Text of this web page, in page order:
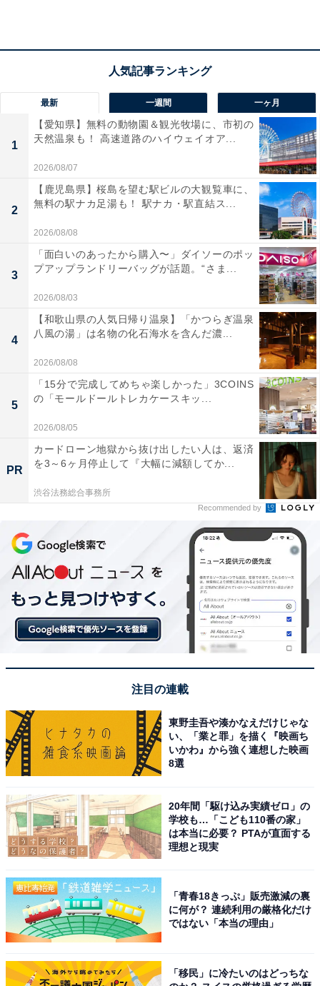
「南青山 清水湯」の口コミは？
「南青山 清水湯」には以下のような口コミが寄せられて
います。
表参道という一等地にあるとは思えないほど施設が
非常に清潔で、設備も整っている。内装がモダンで
綺麗なので、古さを感じず気持ちよく利用できる。
水風呂を含め全ての水が軟水で、肌触りがとても柔
らかい。高濃度炭酸泉やシルキー風呂などお風呂の
種類も豊富で、日常の疲れを癒やすのに最適。
サウナの温度や湿度のセッティングが絶妙。手ぶら
セットも選べるため、仕事帰りや買い物ついでにふ
らっと立ち寄れるのが便利。
アクセス・料金情報は？ 泊まれる？
アクセス
所在地：東京都港区南青山3-12-3
アクセス：東京メトロ「表参道駅」A4出口より徒歩2分
料金
最新 一週間 一ヶ月
1
【愛知県】無料の動物園＆観光牧場に、市初の
天然温泉も！ 高速道路のハイウェイオア...
2026/08/07
2
【鹿児島県】桜島を望む駅ビルの大観覧車に、
無料の駅ナカ足湯も！ 駅ナカ・駅直結ス...
2026/08/08
3
「面白いのあったから購入〜」ダイソーのポッ
プアップランドリーバッグが話題。“さま...
2026/08/03
4
【和歌山県の人気日帰り温泉】「かつらぎ温泉
八風の湯」は名物の化石海水を含んだ濃...
2026/08/08
5
「15分で完成してめちゃ楽しかった」3COINS
の「モールドールトレカケースキッ...
2026/08/05
PR
カードローン地獄から抜け出したい人は、返済
を3～6ヶ月停止して『大幅に減額してか...
渋谷法務総合事務所
Recommended by
注目の連載
東野圭吾や湊かなえだけじゃな
い、「業と罪」を描く『映画ち
いかわ』から強く連想した映画
8選
20年間「駆け込み実績ゼロ」の
学校も…「こども110番の家」
は本当に必要？ PTAが直面する
理想と現実
「青春18きっぷ」販売激減の裏
に何が？ 連続利用の厳格化だけ
ではない「本当の理由」
「移民」に冷たいのはどっちな